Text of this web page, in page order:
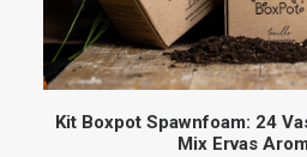
ADICIONAR
Kit Boxpot Spawnfoam: 24
Mix Ervas